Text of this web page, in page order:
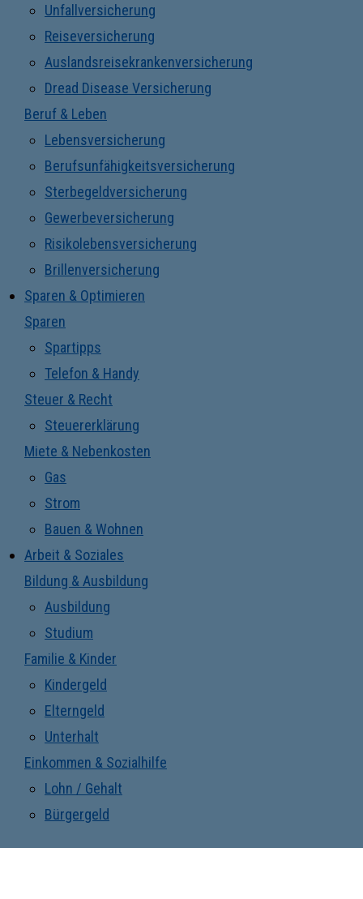
Unfallversicherung
Reiseversicherung
Auslandsreisekrankenversicherung
Dread Disease Versicherung
Beruf & Leben
Lebensversicherung
Berufsunfähigkeitsversicherung
Sterbegeldversicherung
Gewerbeversicherung
Risikolebensversicherung
Brillenversicherung
Sparen & Optimieren
Sparen
Spartipps
Telefon & Handy
Steuer & Recht
Steuererklärung
Miete & Nebenkosten
Gas
Strom
Bauen & Wohnen
Arbeit & Soziales
Bildung & Ausbildung
Ausbildung
Studium
Familie & Kinder
Kindergeld
Elterngeld
Unterhalt
Einkommen & Sozialhilfe
Lohn / Gehalt
Bürgergeld